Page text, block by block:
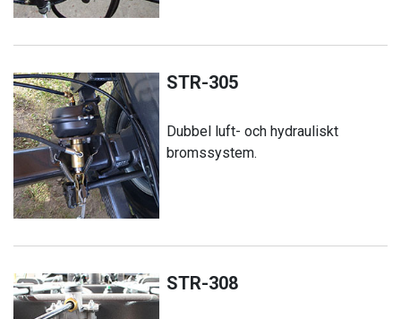
STR-305
Dubbel luft- och hydrauliskt
bromssystem.
STR-308